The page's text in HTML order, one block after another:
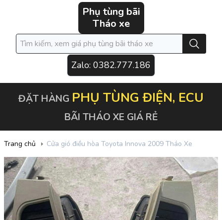
Phụ tùng bãi
Tháo xe
Zalo: 0382.777.186
ĐẶT HÀNGPHỤ TÙNG ĐIỆN, ECU
BÃI THÁO XE GIÁ RẺ
Trang chủ Cửa gió điều hòa Toyota Innova 2009 Tháo Xe